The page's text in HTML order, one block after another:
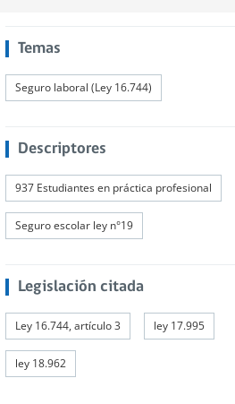
Temas
Seguro laboral (Ley 16.744)
Descriptores
937 Estudiantes en práctica profesional
Seguro escolar ley n°19
Legislación citada
Ley 16.744, artículo 3 ley 17.995
ley 18.962